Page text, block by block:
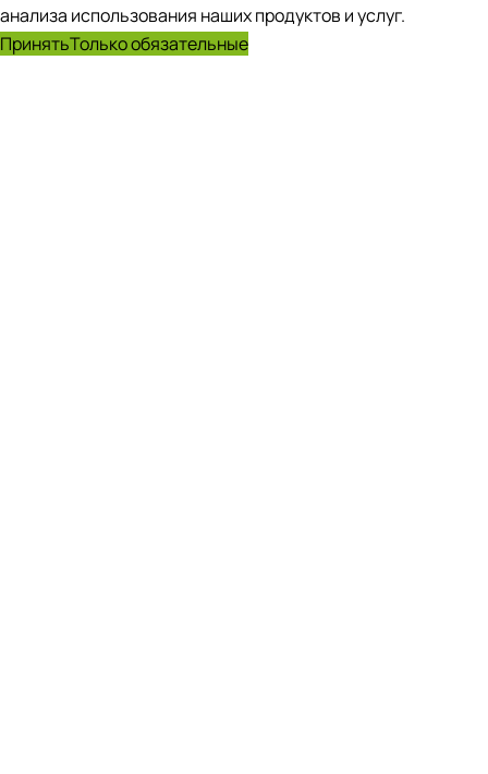
анализа использования наших продуктов и услуг.
ПринятьТолько обязательные